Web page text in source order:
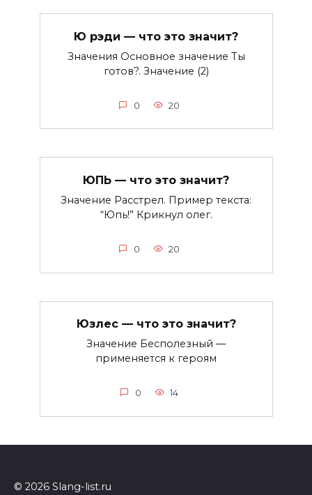
Ю рэди — что это значит?
Значения Основное значение Ты
готов?. Значение (2)
0 20
ЮПЬ — что это значит?
Значение Расстрел. Пример текста:
“Юпь!” Крикнул олег.
0 20
Юзлес — что это значит?
Значение Бесполезный —
применяется к героям
0 14
© 2026 Slang-list.ru